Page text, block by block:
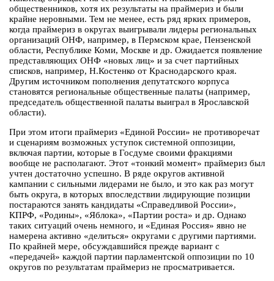
общественников, хотя их результаты на праймериз и были
крайне неровными. Тем не менее, есть ряд ярких примеров,
когда праймериз в округах выигрывали лидеры региональных
организаций ОНФ, например, в Пермском крае, Пензенской
области, Республике Коми, Москве и др. Ожидается появление
представляющих ОНФ «новых лиц» и за счет партийных
списков, например, Н.Костенко от Краснодарского края.
Другим источником пополнения депутатского корпуса
становятся региональные общественные палаты (например,
председатель общественной палаты выиграл в Ярославской
области).
При этом итоги праймериз «Единой России» не противоречат
и сценариям возможных уступок системной оппозиции,
включая партии, которые в Госдуме своими фракциями
вообще не располагают. Этот «тонкий момент» праймериз был
учтен достаточно успешно. В ряде округов активной
кампании с сильными лидерами не было, и это как раз могут
быть округа, в которых впоследствии лидирующие позиции
постараются занять кандидаты «Справедливой России»,
КПРФ, «Родины», «Яблока», «Партии роста» и др. Однако
таких ситуаций очень немного, и «Единая Россия» явно не
намерена активно «делиться» округами с другими партиями.
По крайней мере, обсуждавшийся прежде вариант с
«передачей» каждой партии парламентской оппозиции по 10
округов по результатам праймериз не просматривается.